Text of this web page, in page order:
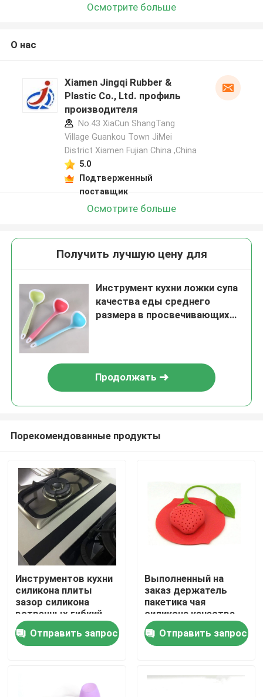
Дом
Осмотрите больше
О нас
Xiamen Jingqi Rubber &
Plastic Co., Ltd. профиль
производителя
No.43 XiaCun ShangTang
Village Guankou Town JiMei
District Xiamen Fujian China ,China
5.0
Подтверженный
поставщик
Осмотрите больше
Получить лучшую цену для
Инструмент кухни ложки супа
качества еды среднего
размера в просвечивающих
Продолжать
Порекомендованные продукты
Инструментов кухни
силикона плиты
зазор силикона
встречных гибкий
покрывает
уплотнение зазор
Отправить запрос
Выполненный на
заказ держатель
пакетика чая
силикона качества
еды милая форма
клубники
Отправить запрос